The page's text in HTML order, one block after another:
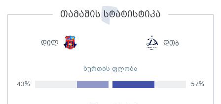
თამაშის სტატისტიკა
დილ დთბ
ბურთის ფლობა
43% 57%